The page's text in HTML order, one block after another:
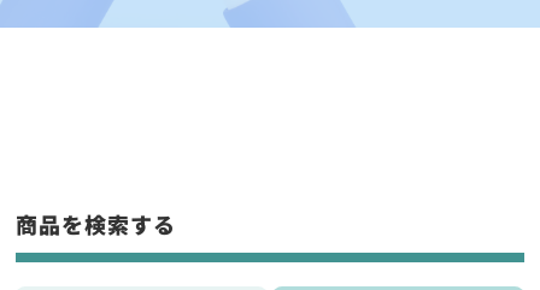
商品を検索する